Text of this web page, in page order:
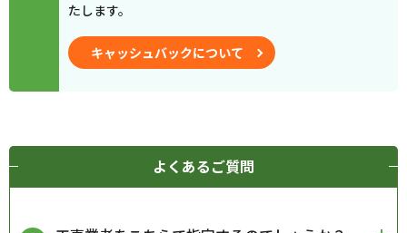
たします。
キャッシュバックについて
よくあるご質問